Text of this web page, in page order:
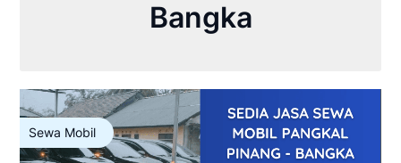
Bangka
Sewa Mobil